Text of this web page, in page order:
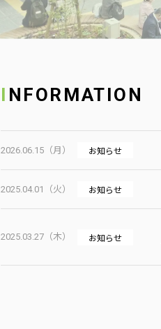
INFORMATION
2026.06.15（月） お知らせ
2025.04.01（火） お知らせ
2025.03.27（木） お知らせ